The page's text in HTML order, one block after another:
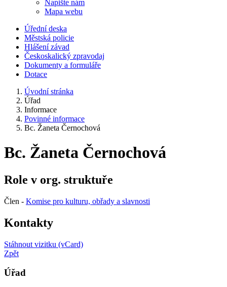
Napište nám
Mapa webu
Úřední deska
Městská policie
Hlášení závad
Českoskalický zpravodaj
Dokumenty a formuláře
Dotace
Úvodní stránka
Úřad
Informace
Povinné informace
Bc. Žaneta Černochová
Bc. Žaneta Černochová
Role v org. struktuře
Člen - Komise pro kulturu, obřady a slavnosti
Kontakty
Stáhnout vizitku (vCard)
Zpět
Úřad